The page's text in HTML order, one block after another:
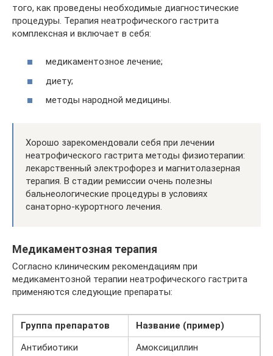
того, как проведены необходимые диагностические
процедуры. Терапия неатрофического гастрита
комплексная и включает в себя:
медикаментозное лечение;
диету;
методы народной медицины.
Хорошо зарекомендовали себя при лечении
неатрофического гастрита методы физиотерапии:
лекарственный электрофорез и магнитолазерная
терапия. В стадии ремиссии очень полезны
бальнеологические процедуры в условиях
санаторно-курортного лечения.
Медикаментозная терапия
Согласно клиническим рекомендациям при
медикаментозной терапии неатрофического гастрита
применяются следующие препараты:
Группа препаратов
Название (пример)
Антибиотики
Амоксициллин